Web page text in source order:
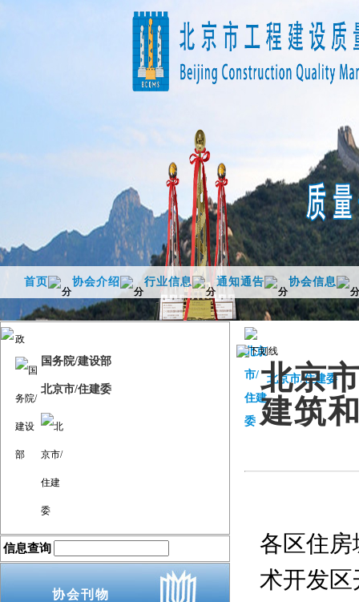
首页 协会介绍 行业信息 通知通告 协会信息
国务院/建设部
北京市/住建委
信息查询
协会刊物
北京市/住建委
北京
建筑
各区住
术开发